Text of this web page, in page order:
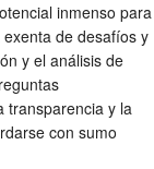
inmenso para
de desafíos y
y el análisis de
transparencia y la
con sumo